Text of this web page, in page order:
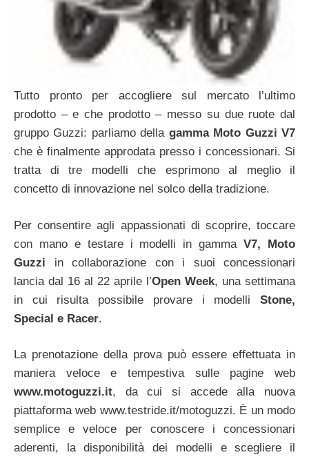
Tutto pronto per accogliere sul mercato l’ultimo
prodotto – e che prodotto – messo su due ruote dal
gruppo Guzzi: parliamo della gamma Moto Guzzi V7
che è finalmente approdata presso i concessionari. Si
tratta di tre modelli che esprimono al meglio il
concetto di innovazione nel solco della tradizione.
Per consentire agli appassionati di scoprire, toccare
con mano e testare i modelli in gammaV7, Moto
Guzzi in collaborazione con i suoi concessionari
lancia dal 16 al 22 aprile l’Open Week, una settimana
in cui risulta possibile provare i modelli Stone,
Special e Racer.
La prenotazione della prova può essere effettuata in
maniera veloce e tempestiva sulle pagine web
www.motoguzzi.it, da cui si accede alla nuova
piattaforma web www.testride.it/motoguzzi. È un modo
semplice e veloce per conoscere i concessionari
aderenti, la disponibilità dei modelli e scegliere il